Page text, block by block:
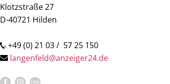
Klotzstraße 27
D-40721 Hilden
+49 (0) 21 03 / 57 25 150
langenfeld@anzeiger24.de